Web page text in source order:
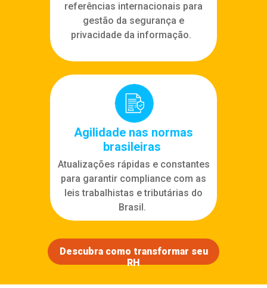
Descubra como transformar seu
RH
referências internacionais para
gestão da segurança e
privacidade da informação.
Agilidade nas normas
brasileiras
Atualizações rápidas e constantes
para garantir compliance com as
leis trabalhistas e tributárias do
Brasil.